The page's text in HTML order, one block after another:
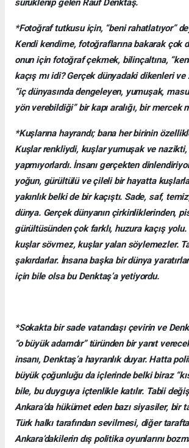
*Fotoğraf tutkusu için, “beni rahatlatıyor”
Kendi kendime, fotoğraflarına bakarak çok
onun için fotoğraf çekmek, bilinçaltına,
kaçış mı idi? Gerçek dünyadaki dikenleri
“iç dünyasında dengeleyen, yumuşak,
yön verebildiği” bir kapı aralığı, bir mercek
*Kuşlarına hayrandı; bana her birinin
Kuşlar renkliydi, kuşlar yumuşak ve
yapmıyorlardı. İnsanı gerçekten
yoğun, gürültülü ve çileli bir hayatta
yakınlık belki de bir kaçıştı. Sade, saf,
dünya. Gerçek dünyanın çirkinliklerinden,
gürültüsünden çok farklı, huzura kaçış
kuşlar sövmez, kuşlar yalan söylemezler.
şakırdarlar. İnsana başka bir dünya
için bile olsa bu Denktaş’a yetiyordu.
*Sokakta bir sade vatandaşı çevirin ve
“o büyük adamdır” türünden bir yanıt
insanı, Denktaş’a hayranlık duyar. Hatta
büyük çoğunluğu da içlerinde belki biraz
bile, bu duyguya içtenlikle katılır. Tabii
Ankara’da hükümet eden bazı siyasiler, bir
Türk halkı tarafından sevilmesi, diğer
Ankara’dakilerin dış politika oyunlarını